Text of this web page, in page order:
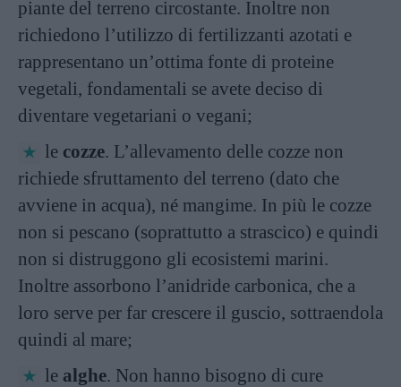
piante del terreno circostante. Inoltre non
richiedono l’utilizzo di fertilizzanti azotati e
rappresentano un’ottima fonte di proteine
vegetali, fondamentali se avete deciso di
diventare vegetariani o vegani;
le cozze. L’allevamento delle cozze non
richiede sfruttamento del terreno (dato che
avviene in acqua), né mangime. In più le cozze
non si pescano (soprattutto a strascico) e quindi
non si distruggono gli ecosistemi marini.
Inoltre assorbono l’anidride carbonica, che a
loro serve per far crescere il guscio, sottraendola
quindi al mare;
le alghe. Non hanno bisogno di cure